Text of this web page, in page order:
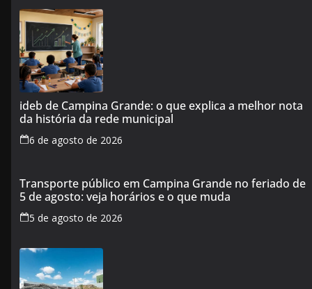
ideb de Campina Grande: o que explica a melhor nota
da história da rede municipal
6 de agosto de 2026
Transporte público em Campina Grande no feriado de
5 de agosto: veja horários e o que muda
5 de agosto de 2026